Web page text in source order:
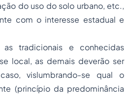
do uso do solo urbano, etc.,
com o interesse estadual e
as tradicionais e conhecidas
local, as demais deverão ser
vislumbrando-se qual o
(princípio da predominância